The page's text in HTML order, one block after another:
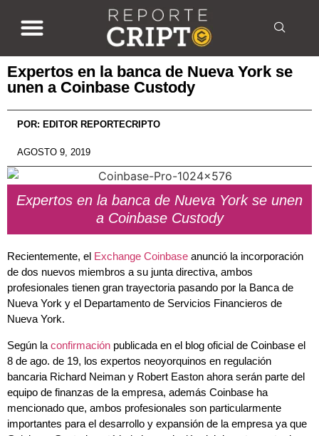
Expertos en la banca de Nueva York se
unen a Coinbase Custody
POR: EDITOR REPORTECRIPTO
AGOSTO 9, 2019
Expertos en la banca de Nueva York se unen
a Coinbase Custody
Recientemente, el Exchange Coinbase anunció la incorporación
de dos nuevos miembros a su junta directiva, ambos
profesionales tienen gran trayectoria pasando por la Banca de
Nueva York y el Departamento de Servicios Financieros de
Nueva York.
Según la confirmación publicada en el blog oficial de Coinbase el
8 de ago. de 19, los expertos neoyorquinos en regulación
bancaria Richard Neiman y Robert Easton ahora serán parte del
equipo de finanzas de la empresa, además Coinbase ha
mencionado que, ambos profesionales son particularmente
importantes para el desarrollo y expansión de la empresa ya que